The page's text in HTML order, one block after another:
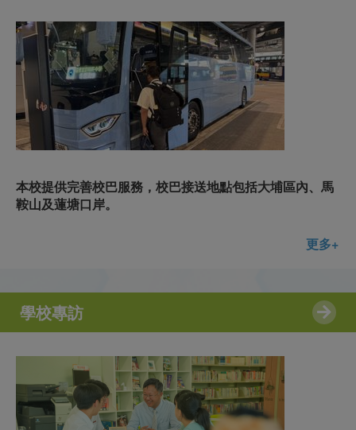
本校提供完善校巴服務，校巴接送地點包括大埔區內、馬
鞍山及蓮塘口岸。
更多+
學校專訪